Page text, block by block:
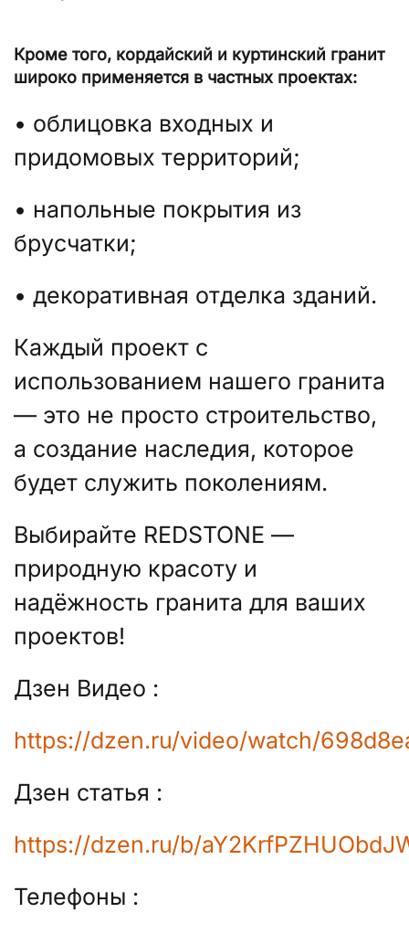
Кроме того, кордайский и куртинский гранит
широко применяется в частных проектах:
• облицовка входных и
придомовых территорий;
• напольные покрытия из
брусчатки;
• декоративная отделка зданий.
Каждый проект с
использованием нашего гранита
— это не просто строительство,
а создание наследия, которое
будет служить поколениям.
Выбирайте REDSTONE —
природную красоту и
надёжность гранита для ваших
проектов!
Дзен Видео :
https://dzen.ru/video/watch/
Дзен статья :
https://dzen.ru/b/
Телефоны :